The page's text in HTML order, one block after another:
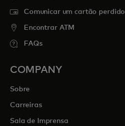
Comunicar um cartão
Encontrar ATM
FAQs
COMPANY
Sobre
Carreiras
Sala de Imprensa